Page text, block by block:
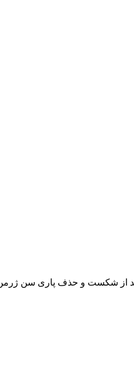
بعد از شکست و حذف پاری سن